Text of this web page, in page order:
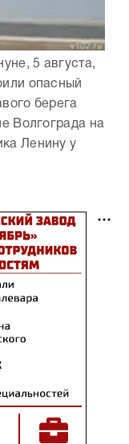
5 августа,
опасный
берега
Волгограда на
Ленину у